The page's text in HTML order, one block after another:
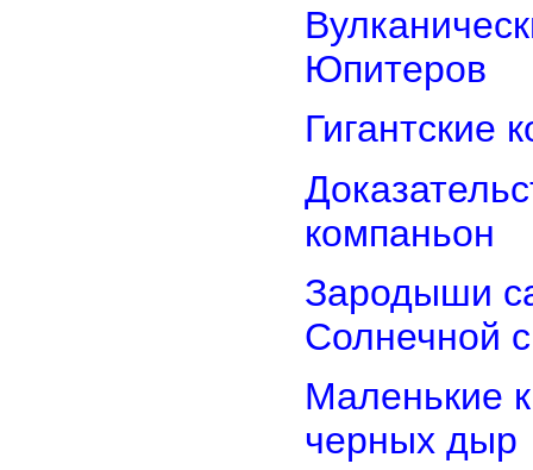
Юпитеров
Гигантские
компаньон
Зародыши
Солнечной
Маленькие
черных дыр